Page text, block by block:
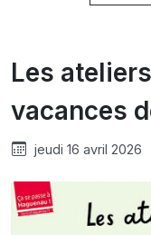
Les
vacances
jeudi 16 avril 2026